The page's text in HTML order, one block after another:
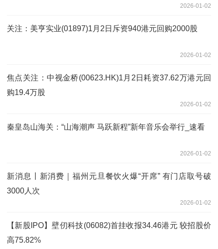
2026-01-02
关注：美亨实业(01897)1月2日斥资940港元回购2000股
2026-01-02
焦点关注：中视金桥(00623.HK)1月2日耗资37.62万港元回
购19.4万股
2026-01-02
秦皇岛山海关：“山海潮声 马跃新程”新年音乐会举行_速看
2026-01-02
新消息丨新消费｜福州元旦餐饮火爆“开席” 有门店取号破
3000人次
2026-01-02
【新股IPO】壁仞科技(06082)首挂收报34.46港元 较招股价
高75.82%